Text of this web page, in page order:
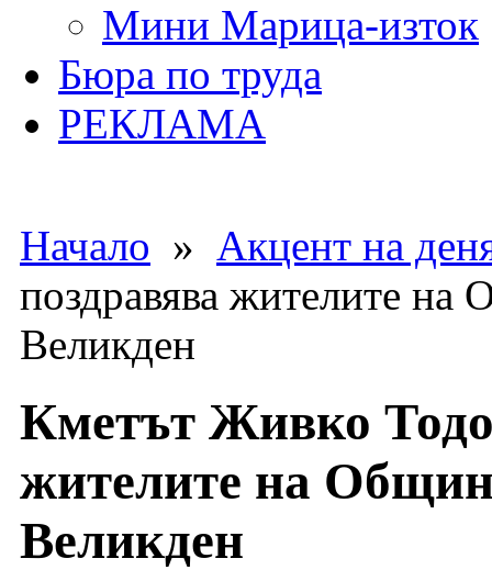
Мини Марица-изток
Бюра по труда
РЕКЛАМА
Начало » Акцент на
поздравява жителите на
Великден
Кметът Живко
жителите на
Великден